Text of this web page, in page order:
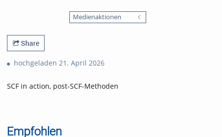
Medienaktionen
Share
hochgeladen 21. April 2026
SCF in action, post-SCF-Methoden
Empfohlen